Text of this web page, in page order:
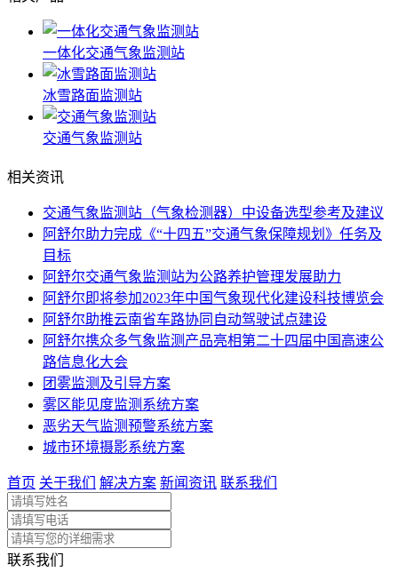
一体化交通气象监测站
冰雪路面监测站
交通气象监测站
相关资讯
交通气象监测站（气象检测器）中设备选型参考及建议
阿舒尔助力完成《“十四五”交通气象保障规划》任务及
目标
阿舒尔交通气象监测站为公路养护管理发展助力
阿舒尔即将参加2023年中国气象现代化建设科技博览会
阿舒尔助推云南省车路协同自动驾驶试点建设
阿舒尔携众多气象监测产品亮相第二十四届中国高速公
路信息化大会
团雾监测及引导方案
雾区能见度监测系统方案
恶劣天气监测预警系统方案
城市环境摄影系统方案
首页 关于我们 解决方案 新闻资讯 联系我们
联系我们